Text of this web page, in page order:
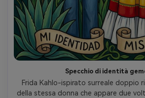
Specchio di identità
Frida Kahlo-ispirato surreale doppio
della stessa donna che appare due